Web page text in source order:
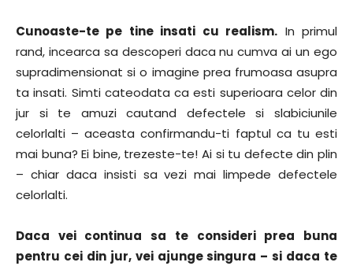
Cunoaste-te pe tine insati cu realism. In primul
rand, incearca sa descoperi daca nu cumva ai un ego
supradimensionat si o imagine prea frumoasa asupra
ta insati. Simti cateodata ca esti superioara celor din
jur si te amuzi cautand defectele si slabiciunile
celorlalti – aceasta confirmandu-ti faptul ca tu esti
mai buna? Ei bine, trezeste-te! Ai si tu defecte din plin
– chiar daca insisti sa vezi mai limpede defectele
celorlalti.
Daca vei continua sa te consideri prea buna
pentru cei din jur, vei ajunge singura – si daca te